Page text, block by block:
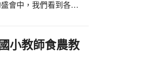
會中，我們看到各班
。三年5班同學們希望
度及營造英語環境等
學可能會因為補習或
小教師食農教